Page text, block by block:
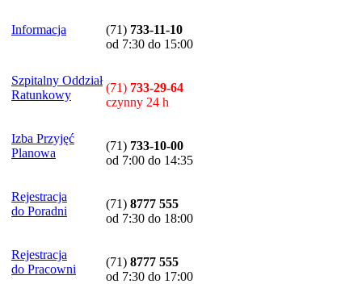
Informacja (71) 733-11-10
od 7:30 do 15:00
Szpitalny Oddział
Ratunkowy
(71) 733-29-64
czynny 24 h
Izba Przyjęć
Planowa
(71) 733-10-00
od 7:00 do 14:35
Rejestracja
do Poradni
(71) 8777 555
od 7:30 do 18:00
Rejestracja
do Pracowni
(71) 8777 555
od 7:30 do 17:00